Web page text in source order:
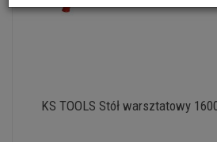
KS TOOLS Stół warsztatowy